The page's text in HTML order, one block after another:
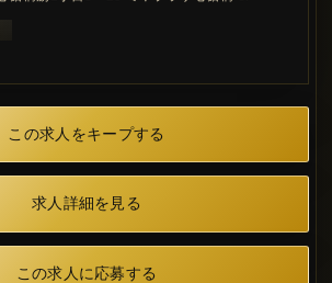
この求人をキープする
求人詳細を見る
この求人に応募する